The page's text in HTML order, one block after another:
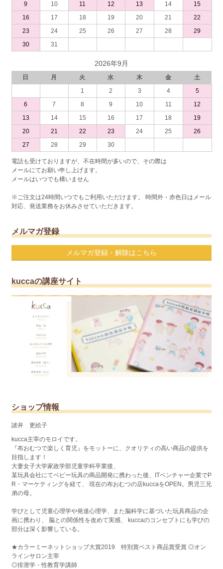
9 10 11 12 13 14
15
16
17 18 19 20 21
22
23
24 25 26 27 28
29
30
31
2026年9月
日 月 火 水 木 金
土
1
2 3 4
5
6
7 8 9 10 11
12
13
14 15 16 17 18
19
20
21 22 23 24 25
26
27
28 29 30
電話も受けておりますが、不在時間が多いので、その際は
メールにてお願い申し上げます。
メールはいつでも構いません
※ご注文は24時間いつでもご利用いただけます。 時間外・赤色日はメール
対応、発送業務をお休みさせていただきます。
メルマガ登録
メルマガ登録・解除はこちら
kuccaの講座サイト
ショップ情報
諸井 更絵子
kucca主宰のモロイです。
『布おむつで楽しく育児』をモットーに、クオリティの高い商品の提供を
目指します！
大妻女子大学家政学部児童学科卒業後、
某玩具会社にてベビー玩具の商品開発に携わった後、ITベンチャー企業でP
R・マーケティングを経て、 現在の布おむつの店kuccaをOPEN。男児三兄
弟の母。
学びとして児童心理学や発達心理学、また脳科学に基づいた玩具商品の企
画に携わり、 脳との関係性を改めて実感、 kuccaのコンセプトにも学びの
部分は深く影響している。
★カラーミーネットショップ大賞2019 特別賞ベスト商品賞受賞 ◎オン
ラインサロン主宰
◎排泄学・性教育学講師